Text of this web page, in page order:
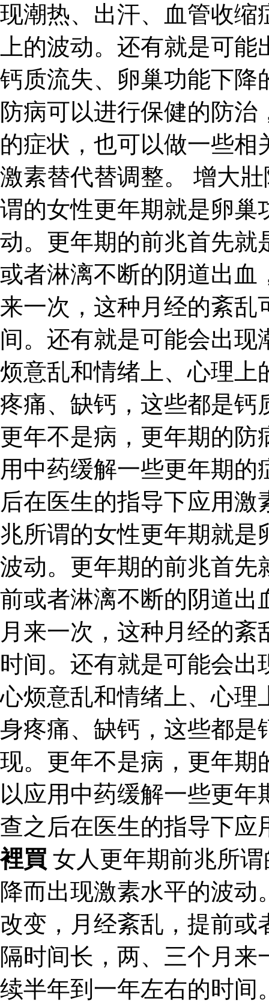
现潮热、出汗、血管收缩
上的波动。还有就是可
钙质流失、卵巢功能下降
防病可以进行保健的防
的症状，也可以做一些
激素替代替调整。 增大
谓的女性更年期就是卵巢
动。更年期的前兆首先就
或者淋漓不断的阴道出血
来一次，这种月经的紊乱
间。还有就是可能会出
烦意乱和情绪上、心理上
疼痛、缺钙，这些都是钙
更年不是病，更年期的防
用中药缓解一些更年期
后在医生的指导下应用
兆所谓的女性更年期就是
波动。更年期的前兆首先
前或者淋漓不断的阴道出
月来一次，这种月经的
时间。还有就是可能会
心烦意乱和情绪上、心理
身疼痛、缺钙，这些都是
现。更年不是病，更年期
以应用中药缓解一些更
查之后在医生的指导下
裡買 女人更年期前兆所
降而出现激素水平的波
改变，月经紊乱，提前或
隔时间长，两、三个月
续半年到一年左右的时间